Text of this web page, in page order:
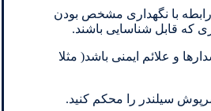
رابطه با نگهداری مشخص بودن
که قابل شناسایی باشند.
و علائم ایمنی باشد( مثلا